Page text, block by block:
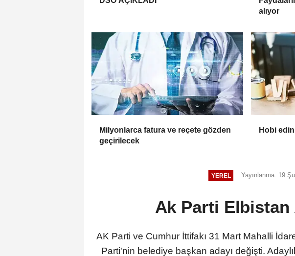
alıyor
Milyonlarca fatura ve reçete gözden
geçirilecek
Hobi
YEREL Yayınlanma: 19
Ak Parti Elbistan
AK Parti ve Cumhur İttifakı 31 Mart Mahalli
Parti'nin belediye başkan adayı değişti.